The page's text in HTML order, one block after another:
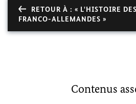
RETOUR À : « L'HISTOIRE
FRANCO-ALLEMANDES »
Contenus